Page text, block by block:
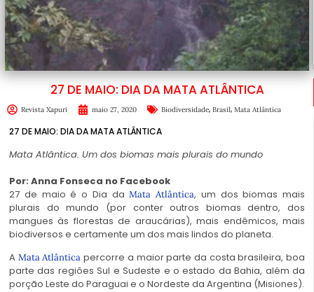
27 DE MAIO: DIA DA MATA ATLÂNTICA
Revista Xapuri maio 27, 2020 Biodiversidade, Brasil, Mata Atlântica
27 DE MAIO: DIA DA MATA ATLÂNTICA
Mata Atlântica. Um dos biomas mais plurais do mundo
Por: Anna Fonseca no Facebook
27 de maio é o Dia daMata Atlântica, um dos biomas mais
plurais do mundo (por conter outros biomas dentro, dos
mangues às florestas de araucárias), mais endêmicos, mais
biodiversos e certamente um dos mais lindos do planeta.
A Mata Atlântica percorre a maior parte da costa brasileira, boa
parte das regiões Sul e Sudeste e o estado da Bahia, além da
porção Leste do Paraguai e o Nordeste da Argentina (Misiones).